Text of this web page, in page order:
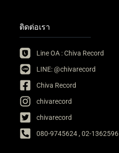
ติดต่อเรา
Line OA : Chiva Record
LINE: @chivarecord
Chiva Record
chivarecord
chivarecord
080-9745624 , 02-1362596